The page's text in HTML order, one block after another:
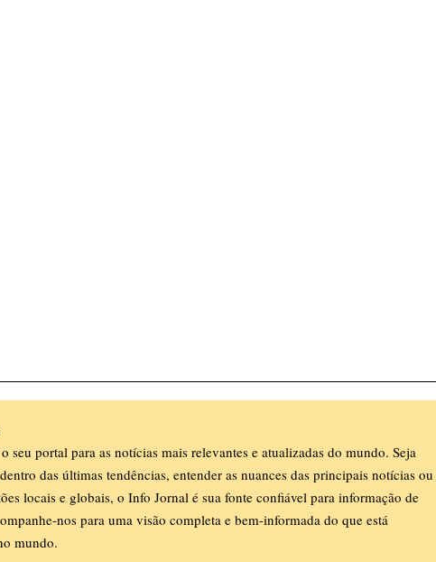
seu portal para as notícias mais relevantes e atualizadas do mundo. Seja
das últimas tendências, entender as nuances das principais notícias ou
locais e globais, o Info Jornal é sua fonte confiável para informação de
nos para uma visão completa e bem-informada do que está
mundo.